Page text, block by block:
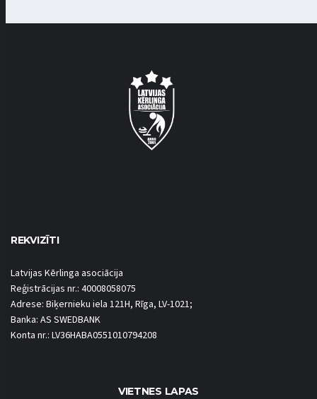
REKVIZĪTI
Latvijas Kērlinga asociācija
Reģistrācijas nr.: 40008058075
Adrese: Biķernieku iela 121H, Rīga, LV-1021;
Banka: AS SWEDBANK
Konta nr.: LV36HABA0551010794208
VIETNES LAPAS